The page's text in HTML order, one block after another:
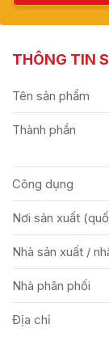
THÔNG TIN
Tên sản phẩm
Thành phần
Công dụng
Nơi sản xuất
Nhà sản xuất /
Nhà phân phối
Địa chỉ